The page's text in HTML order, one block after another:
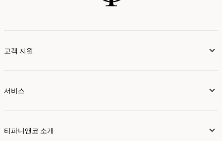
고객 지원
서비스
티파니앤코 소개